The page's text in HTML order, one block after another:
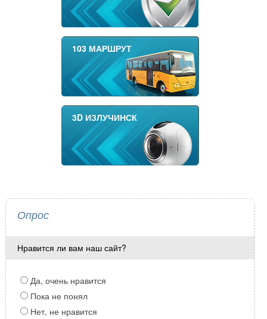
103 МАРШРУТ
3D ИЗЛУЧИНСК
Опрос
Нравится ли вам наш сайт?
Да, очень нравится
Пока не понял
Нет, не нравится